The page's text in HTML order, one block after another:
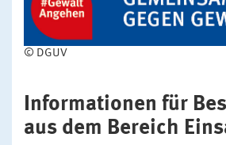
© DGUV
Informationen für
aus dem Bereich